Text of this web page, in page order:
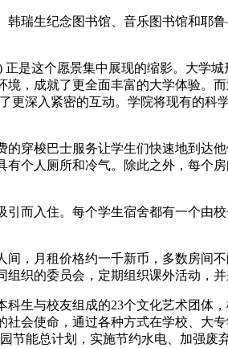
瑞生纪念图书馆、音乐图书馆和耶
是这个愿景集中展现的缩影。大学
，成就了更全面丰富的大学体验。
深入紧密的互动。学院将现有的
穿梭巴士服务让学生们快速地到达
个人厕所和冷气。除此之外，每个
而入住。每个学生宿舍都有一个由
，月租价格约一千新币，多数房间
织的委员会，定期组织课外活动，并
生与校友组成的23个文化艺术团体
会使命，通过各种方式在学校、大
节能总计划，实施节约水电、加强